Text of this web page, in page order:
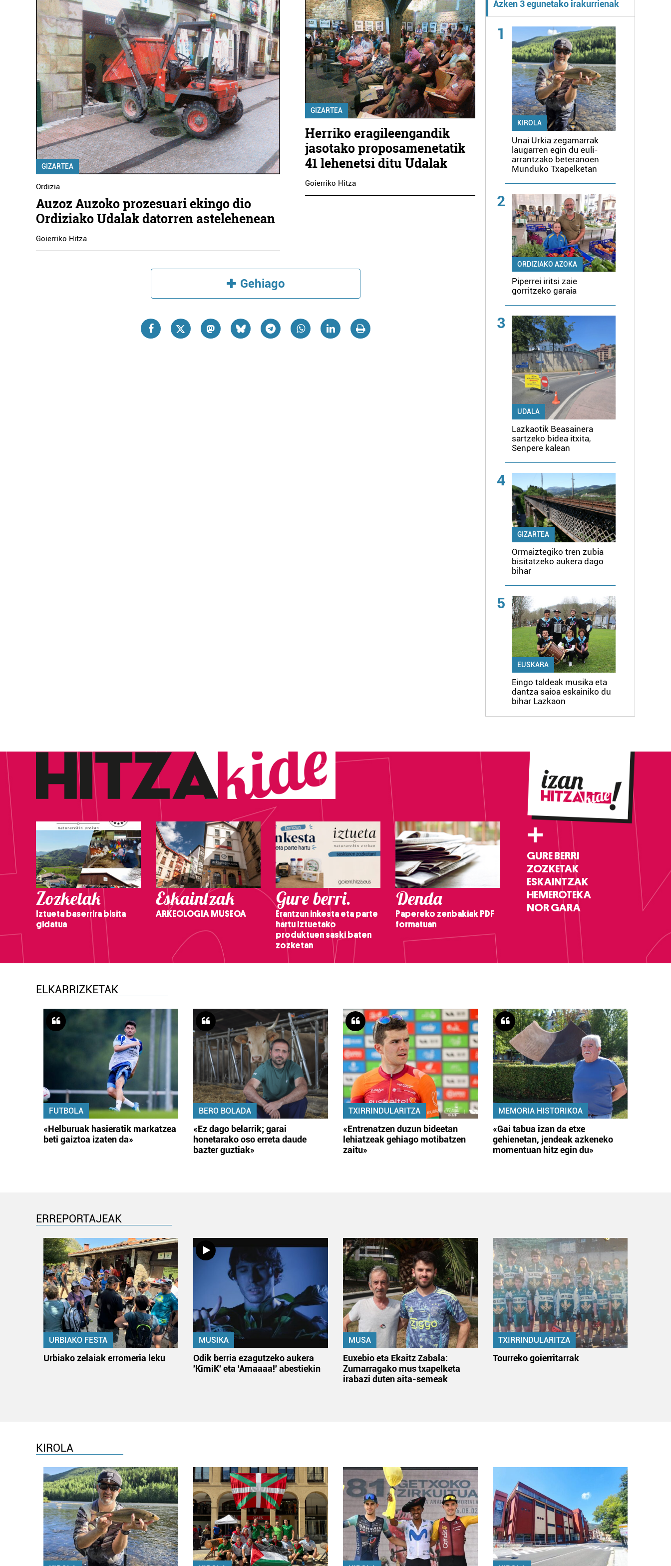
GIZARTEA
Ordizia
Auzoz Auzoko prozesuari ekingo dio
Ordiziako Udalak datorren astelehenean
Goierriko Hitza
GIZARTEA
Herriko eragileengandik
jasotako proposamenetatik
41 lehenetsi ditu Udalak
Goierriko Hitza
Gehiago
Azken 3 egunetako irakurrienak
1
KIROLA
Unai Urkia zegamarrak
laugarren egin du euli-
arrantzako beteranoen
Munduko Txapelketan
2
ORDIZIAKO AZOKA
Piperrei iritsi zaie
gorritzeko garaia
3
UDALA
Lazkaotik Beasainera
sartzeko bidea itxita,
Senpere kalean
4
GIZARTEA
Ormaiztegiko tren zubia
bisitatzeko aukera dago
bihar
5
EUSKARA
Eingo taldeak musika eta
dantza saioa eskainiko du
bihar Lazkaon
Zozketak
Iztueta baserrira bisita
gidatua
Eskaintzak
ARKEOLOGIA MUSEOA
Gure berri.
Erantzun inkesta eta parte
hartu Iztuetako
produktuen saski baten
zozketan
Denda
Papereko zenbakiak PDF
formatuan
+
GURE BERRI
ZOZKETAK
ESKAINTZAK
HEMEROTEKA
NOR GARA
ELKARRIZKETAK
FUTBOLA
«Helburuak hasieratik markatzea
beti gaiztoa izaten da»
BERO BOLADA
«Ez dago belarrik; garai
honetarako oso erreta daude
bazter guztiak»
TXIRRINDULARITZA
«Entrenatzen duzun bideetan
lehiatzeak gehiago motibatzen
zaitu»
MEMORIA HISTORIKOA
«Gai tabua izan da etxe
gehienetan, jendeak azkeneko
momentuan hitz egin du»
ERREPORTAJEAK
URBIAKO FESTA
Urbiako zelaiak erromeria leku
MUSIKA
Odik berria ezagutzeko aukera
'KimiK' eta 'Amaaaa!' abestiekin
MUSA
Euxebio eta Ekaitz Zabala:
Zumarragako mus txapelketa
irabazi duten aita-semeak
TXIRRINDULARITZA
Tourreko goierritarrak
KIROLA